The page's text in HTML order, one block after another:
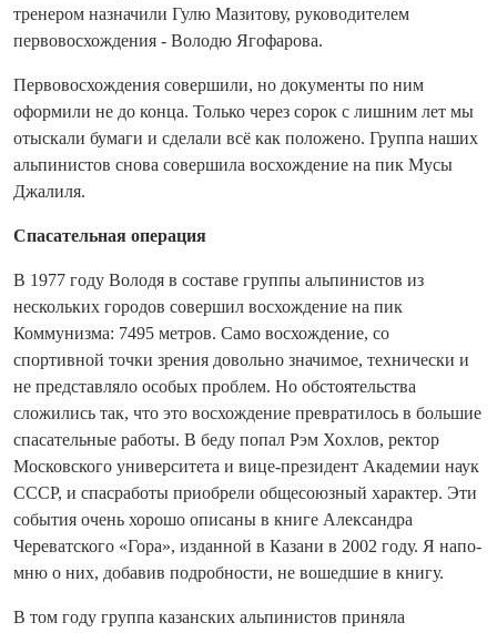
тренером назначили Гулю Мазитову, руководителем
первовосхождения - Володю Ягофарова.
Первовосхождения совершили, но документы по ним
оформили не до конца. Только через сорок с лишним лет мы
отыскали бумаги и сделали всё как положено. Группа наших
альпинистов снова совершила восхождение на пик Мусы
Джалиля.
Спасательная операция
В 1977 году Володя в составе группы альпинистов из
нескольких городов совершил восхождение на пик
Коммунизма: 7495 метров. Само восхождение, со
спортивной точки зрения довольно значимое, технически и
не представляло особых проблем. Но обстоятельства
сложились так, что это восхождение превратилось в большие
спасательные работы. В беду попал Рэм Хохлов, ректор
Московского университета и вице‑президент Академии наук
СССР, и спасработы приобрели общесоюзный характер. Эти
события очень хорошо описаны в книге Александра
Череватского «Гора», изданной в Казани в 2002 году. Я напо­
мню о них, добавив подробности, не вошедшие в книгу.
В том году группа казанских альпинистов приняла